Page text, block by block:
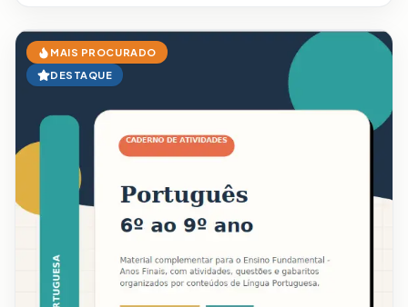
MAIS PROCURADO
DESTAQUE